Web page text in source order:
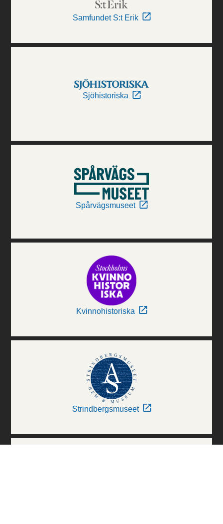
Samfundet S:t Erik
Sjöhistoriska
Spårvägsmuseet
Kvinnohistoriska
Strindbergsmuseet